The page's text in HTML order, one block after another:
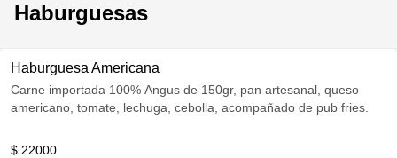
Haburguesas
Haburguesa Americana
Carne importada 100% Angus de 150gr, pan artesanal, queso
americano, tomate, lechuga, cebolla, acompañado de pub fries.
$ 22000